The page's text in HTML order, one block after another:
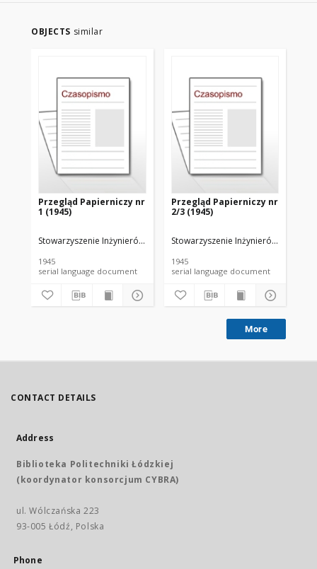
OBJECTS similar
Przegląd Papierniczy nr
1 (1945)
Stowarzyszenie Inżynierów i Techników Przemysłu Papierniczego
1945
serial language document
Przegląd Papierniczy nr
2/3 (1945)
Stowarzyszenie Inżynierów i
1945
serial language document
More
CONTACT DETAILS
Address
Biblioteka Politechniki Łódzkiej
(koordynator konsorcjum CYBRA)
ul. Wólczańska 223
93-005 Łódź, Polska
Phone